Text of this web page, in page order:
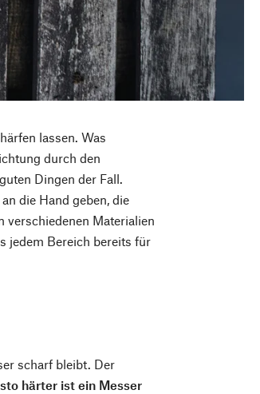
lassen. Was
durch den
Dingen der Fall.
die Hand geben, die
verschiedenen Materialien
jedem Bereich bereits für
scharf bleibt. Der
härter ist ein Messer